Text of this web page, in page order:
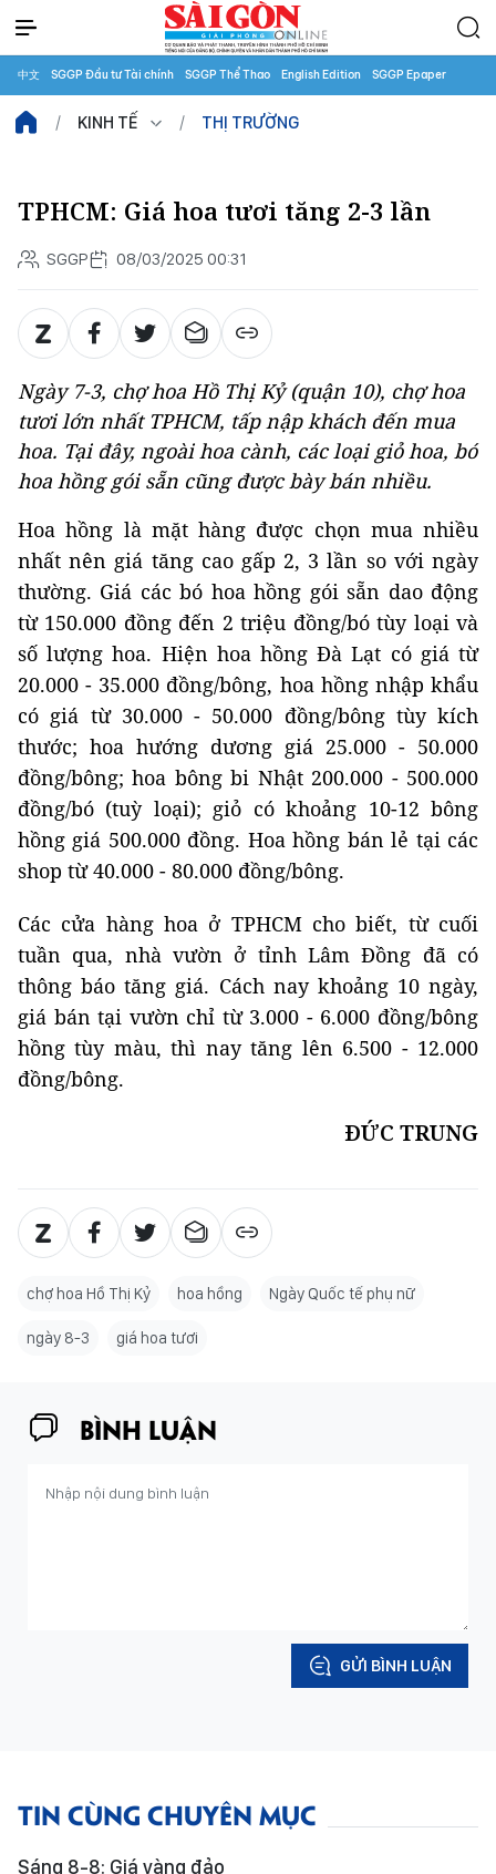
中文 SGGP Đầu tư Tài chính SGGP Thể Thao English Edition SGGP Epaper
KINH TẾ THỊ TRƯỜNG
TPHCM: Giá hoa tươi tăng 2-3 lần
SGGP 08/03/2025 00:31
Ngày 7-3, chợ hoa Hồ Thị Kỷ (quận 10), chợ hoa
tươi lớn nhất TPHCM, tấp nập khách đến mua
hoa. Tại đây, ngoài hoa cành, các loại giỏ hoa, bó
hoa hồng gói sẵn cũng được bày bán nhiều.
Hoa hồng là mặt hàng được chọn mua nhiều
nhất nên giá tăng cao gấp 2, 3 lần so với ngày
thường. Giá các bó hoa hồng gói sẵn dao động
từ 150.000 đồng đến 2 triệu đồng/bó tùy loại và
số lượng hoa. Hiện hoa hồng Đà Lạt có giá từ
20.000 - 35.000 đồng/bông, hoa hồng nhập khẩu
có giá từ 30.000 - 50.000 đồng/bông tùy kích
thước; hoa hướng dương giá 25.000 - 50.000
đồng/bông; hoa bông bi Nhật 200.000 - 500.000
đồng/bó (tuỳ loại); giỏ có khoảng 10-12 bông
hồng giá 500.000 đồng. Hoa hồng bán lẻ tại các
shop từ 40.000 - 80.000 đồng/bông.
Các cửa hàng hoa ở TPHCM cho biết, từ cuối
tuần qua, nhà vườn ở tỉnh Lâm Đồng đã có
thông báo tăng giá. Cách nay khoảng 10 ngày,
giá bán tại vườn chỉ từ 3.000 - 6.000 đồng/bông
hồng tùy màu, thì nay tăng lên 6.500 - 12.000
đồng/bông.
ĐỨC TRUNG
chợ hoa Hồ Thị Kỷ hoa hồng Ngày Quốc tế phụ nữ
ngày 8-3 giá hoa tươi
BÌNH LUẬN
GỬI BÌNH LUẬN
TIN CÙNG CHUYÊN MỤC
Sáng 8-8: Giá vàng đảo